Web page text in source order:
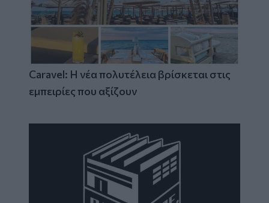
Caravel: Η νέα πολυτέλεια βρίσκεται στις
εμπειρίες που αξίζουν